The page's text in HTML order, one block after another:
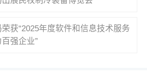
获“2025年度软件和信息技术服务
强企业”